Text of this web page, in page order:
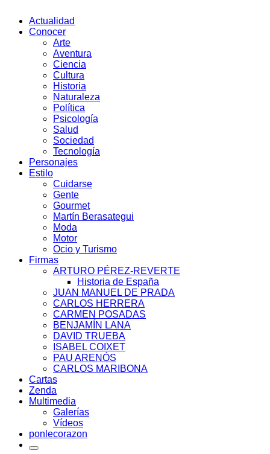
Actualidad
Conocer
Arte
Aventura
Ciencia
Cultura
Historia
Naturaleza
Política
Psicología
Salud
Sociedad
Tecnología
Personajes
Estilo
Cuidarse
Gente
Gourmet
Martín Berasategui
Moda
Motor
Ocio y Turismo
Firmas
ARTURO PÉREZ-REVERTE
Historia de España
JUAN MANUEL DE PRADA
CARLOS HERRERA
CARMEN POSADAS
BENJAMÍN LANA
DAVID TRUEBA
ISABEL COIXET
PAU ARENÓS
CARLOS MARIBONA
Cartas
Zenda
Multimedia
Galerías
Vídeos
ponlecorazon